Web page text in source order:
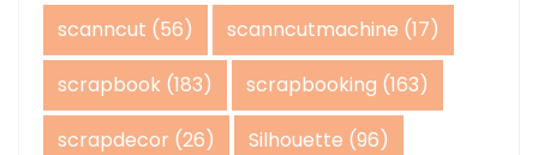
scanncut (56) scanncutmachine (17)
scrapbook (183) scrapbooking (163)
scrapdecor (26) Silhouette (96)